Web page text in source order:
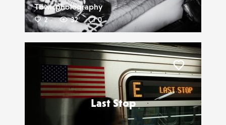
Tbwlcphotography
2 32 0
Last Stop
Liker